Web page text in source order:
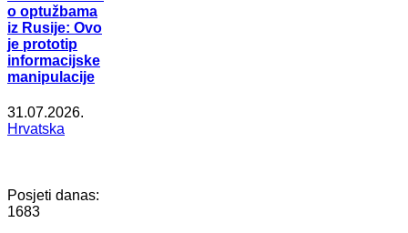
o optužbama
iz Rusije: Ovo
je prototip
informacijske
manipulacije
31.07.2026.
Hrvatska
Posjeti danas:
1683